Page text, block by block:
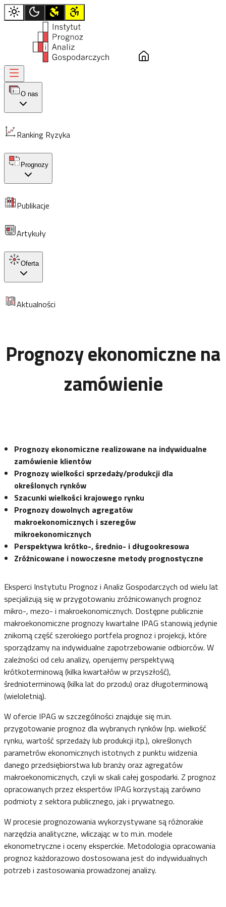
Instytut Prognoz i Analiz Gospodarczych
Menu
O nas
Ranking Ryzyka
Prognozy
Publikacje
Artykuły
Oferta
Aktualności
Prognozy ekonomiczne na
zamówienie
Prognozy ekonomiczne realizowane na indywidualne
zamówienie klientów
Prognozy wielkości sprzedaży/produkcji dla
określonych rynków
Szacunki wielkości krajowego rynku
Prognozy dowolnych agregatów
makroekonomicznych i szeregów
mikroekonomicznych
Perspektywa krótko-, średnio- i długookresowa
Zróżnicowane i nowoczesne metody prognostyczne
Eksperci Instytutu Prognoz i Analiz Gospodarczych od wielu lat
specjalizują się w przygotowaniu zróżnicowanych prognoz
mikro-, mezo- i makroekonomicznych. Dostępne publicznie
makroekonomiczne prognozy kwartalne IPAG stanowią jedynie
znikomą część szerokiego portfela prognoz i projekcji, które
sporządzamy na indywidualne zapotrzebowanie odbiorców. W
zależności od celu analizy, operujemy perspektywą
krótkoterminową (kilka kwartałów w przyszłość),
średnioterminową (kilka lat do przodu) oraz długoterminową
(wieloletnią).
W ofercie IPAG w szczególności znajduje się m.in.
przygotowanie prognoz dla wybranych rynków (np. wielkość
rynku, wartość sprzedaży lub produkcji itp.), określonych
parametrów ekonomicznych istotnych z punktu widzenia
danego przedsiębiorstwa lub branży oraz agregatów
makroekonomicznych, czyli w skali całej gospodarki. Z prognoz
opracowanych przez ekspertów IPAG korzystają zarówno
podmioty z sektora publicznego, jak i prywatnego.
W procesie prognozowania wykorzystywane są różnorakie
narzędzia analityczne, wliczając w to m.in. modele
ekonometryczne i oceny eksperckie. Metodologia opracowania
prognoz każdorazowo dostosowana jest do indywidualnych
potrzeb i zastosowania prowadzonej analizy.